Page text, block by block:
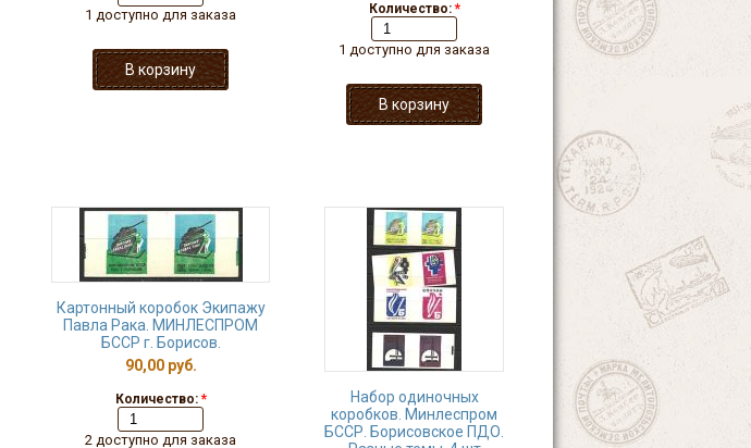
1 доступно для заказа Количество: *
1 доступно для заказа
Картонный коробок Экипажу
Павла Рака. МИНЛЕСПРОМ
БССР г. Борисов.
90,00 руб.
Количество: *
2 доступно для заказа
Набор одиночных
коробков. Минлеспром
БССР. Борисовское ПДО.